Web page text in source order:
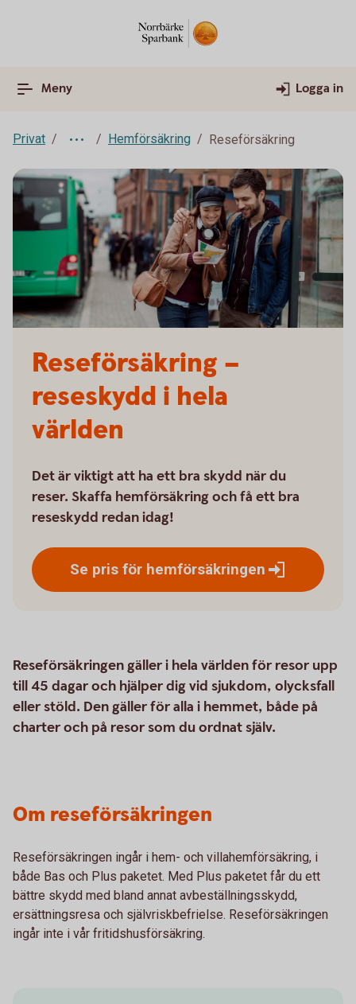
Meny Logga in
Privat Hemförsäkring Reseförsäkring
Reseförsäkring –
reseskydd i hela
världen
Det är viktigt att ha ett bra skydd när du
reser. Skaffa hemförsäkring och få ett bra
reseskydd redan idag!
Se pris för hemförsäkringen
Reseförsäkringen gäller i hela världen för resor upp
till 45 dagar och hjälper dig vid sjukdom, olycksfall
eller stöld. Den gäller för alla i hemmet, både på
charter och på resor som du ordnat själv.
Om reseförsäkringen
Reseförsäkringen ingår i hem- och villahemförsäkring, i
både Bas och Plus paketet. Med Plus paketet får du ett
bättre skydd med bland annat avbeställningsskydd,
ersättningsresa och självriskbefrielse. Reseförsäkringen
ingår inte i vår fritidshusförsäkring.